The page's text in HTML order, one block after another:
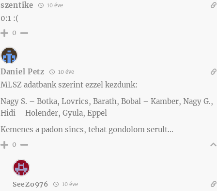
szentike 10 éve
0:1 :(
0
Daniel Petz 10 éve
MLSZ adatbank szerint ezzel kezdunk:
Nagy S. – Botka, Lovrics, Barath, Bobal – Kamber, Nagy G.,
Hidi – Holender, Gyula, Eppel
Kemenes a padon sincs, tehat gondolom serult…
0
SeeZo976 10 éve